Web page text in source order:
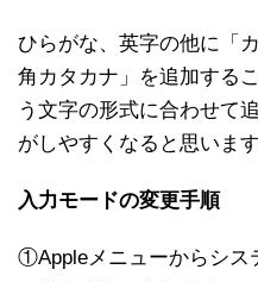
ひらがな、英字の他に「
角カタカナ」を追加する
う文字の形式に合わせて
がしやすくなると思います
入力モードの変更手順
①Appleメニューからシス